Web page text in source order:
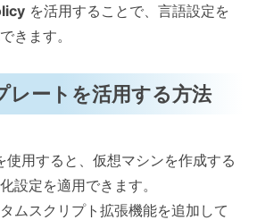
を活用することで、言語設定を
きます。
レートを活用する方法
使用すると、仮想マシンを作成する
設定を適用できます。
ムスクリプト拡張機能を追加して